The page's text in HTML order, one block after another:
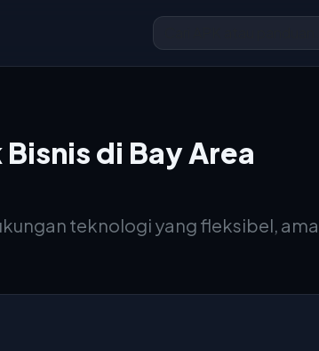
di Bay Area
teknologi yang fleksibel,